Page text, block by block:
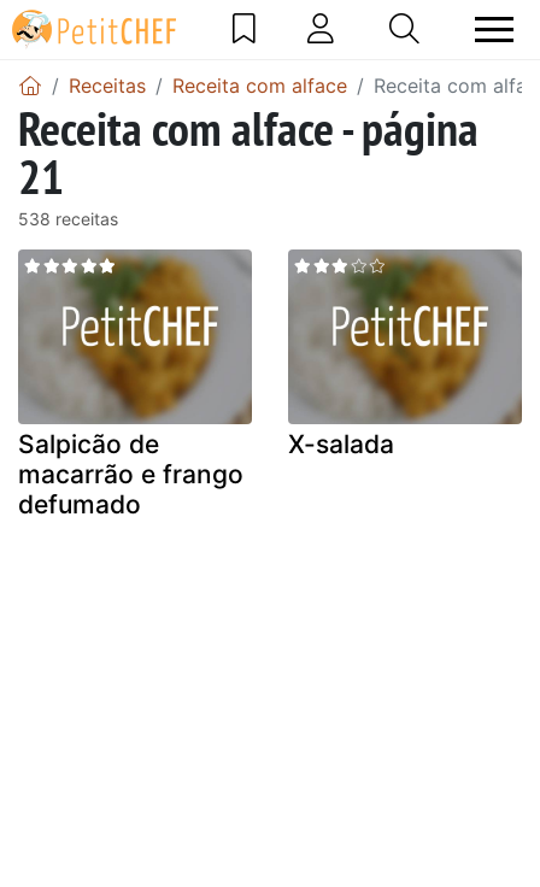
Receitas Receita com alface Receita com
Receita com alface - página
21
538 receitas
Salpicão de
macarrão e frango
defumado
X-salada